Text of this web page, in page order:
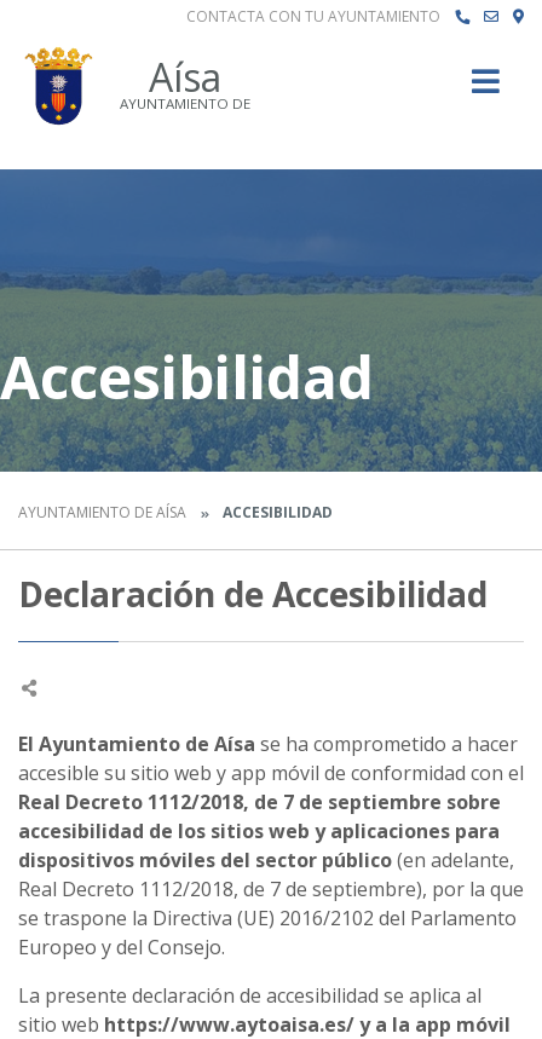
CONTACTA CON TU AYUNTAMIENTO
Aísa
AYUNTAMIENTO DE
Accesibilidad
AYUNTAMIENTO DE AÍSA ACCESIBILIDAD
Declaración de Accesibilidad
El Ayuntamiento de Aísa se ha comprometido a hacer
accesible su sitio web y app móvil de conformidad con el
Real Decreto 1112/2018, de 7 de septiembre sobre
accesibilidad de los sitios web y aplicaciones para
dispositivos móviles del sector público(en adelante,
Real Decreto 1112/2018, de 7 de septiembre), por la que
se traspone la Directiva (UE) 2016/2102 del Parlamento
Europeo y del Consejo.
La presente declaración de accesibilidad se aplica al
sitio web https://www.aytoaisa.es/ y a la app móvil